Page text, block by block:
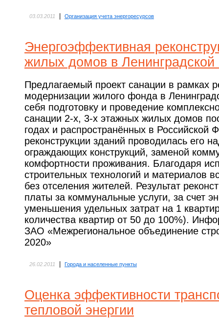
03.03.2011 Организация учета энергоресурсов
Энергоэффективная
жилых домов в Ленинградской
Предлагаемый проект санации в рамках
модернизации жилого фонда в
себя подготовку и проведение
санации 2-х, 3-х этажных жилых домов
годах и распространённых в Российской
реконструкции зданий проводилась его
ограждающих конструкций, заменой
комфортности проживания. Благодаря
строительных технологий и материалов
без отселения жителей. Результат
платы за коммунальные услуги, за счет
уменьшения удельных затрат на 1
количества квартир от 50 до 100%).
ЗАО «Межрегиональное объединение
2020»
26.02.2011 Города и населенные пункты
Оценка эффективности
тепловой энергии